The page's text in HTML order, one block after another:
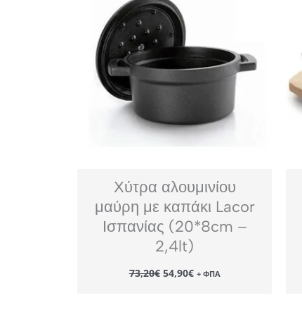
Χύτρα αλουμινίου
μαύρη με καπάκι Lacor
Ισπανίας (20*8cm –
2,4lt)
73,20€ Original
price
54,90€Η
τρέχουσα
+ ΦΠΑ